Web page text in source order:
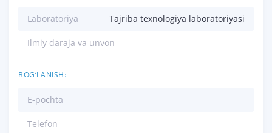
Laboratoriya Tajriba texnologiya laboratoriyasi
Ilmiy daraja va unvon
BOG‘LANISH:
E-pochta
Telefon